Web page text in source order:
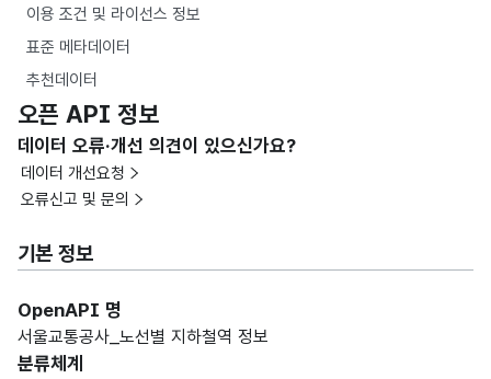
이용 조건 및 라이선스 정보
표준 메타데이터
추천데이터
오픈 API 정보
데이터 오류·개선 의견이 있으신가요?
데이터 개선요청
오류신고 및 문의
기본 정보
OpenAPI 명
서울교통공사_노선별 지하철역 정보
분류체계